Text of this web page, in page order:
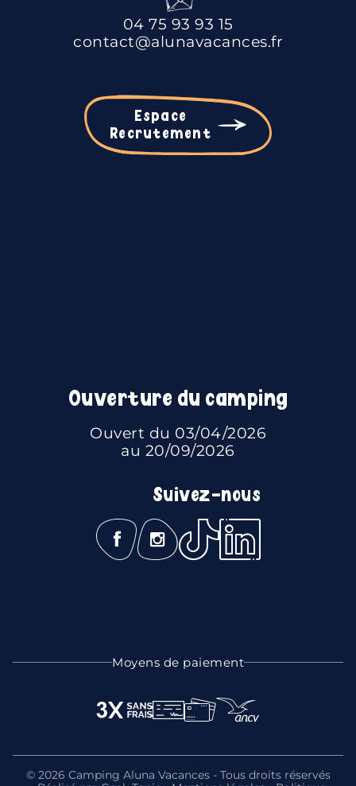
04 75 93 93 15
contact@alunavacances.fr
Espace
Recrutement
Ouverture du camping
Ouvert du 03/04/2026
au 20/09/2026
Suivez-nous
Moyens de paiement
© 2026 Camping Aluna Vacances - Tous droits réservés